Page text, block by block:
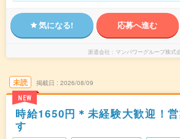
気になる! 応募へ進む
派遣会社 マンパワーグループ株式
未読
NEW
掲載日 2026/08/09
時給1650円＊未経験大歓迎！
す